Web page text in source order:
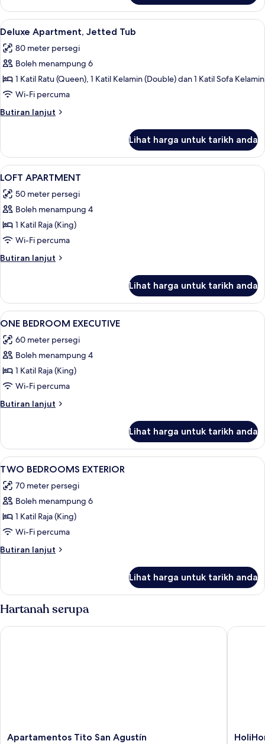
Apartment,
Jetted
Tub
Lihat
semua
foto
untuk
Deluxe
Apartment,
Jetted
Tub
Deluxe Apartment, Jetted Tub | 1
10
Deluxe Apartment, Jetted Tub
80 meter persegi
Boleh menampung 6
1 Katil Ratu (Queen), 1 Katil Kelamin (Double) dan 1 Katil Sofa Kelamin
Wi-Fi percuma
Butiran lanjut
Butiran
Apartment,
Jetted
Tub
Lihat harga untuk tarikh anda
Lihat
semua
foto
untuk
LOFT
APARTMENT
1 bilik tidur, peralatan tempat tidur
7
LOFT APARTMENT
50 meter persegi
Boleh menampung 4
1 Katil Raja (King)
Wi-Fi percuma
Butiran lanjut
Butiran
APARTMENT
Lihat harga untuk tarikh anda
Lihat
semua
foto
untuk
ONE
BEDROOM
EXECUTIVE
1 bilik tidur, peralatan tempat tidur
6
ONE BEDROOM EXECUTIVE
60 meter persegi
Boleh menampung 4
1 Katil Raja (King)
Wi-Fi percuma
Butiran lanjut
Butiran
BEDROOM
EXECUTIVE
Lihat harga untuk tarikh anda
Lihat
semua
foto
untuk
TWO
BEDROOMS
EXTERIOR
1 bilik tidur, peralatan tempat tidur
10
TWO BEDROOMS EXTERIOR
70 meter persegi
Boleh menampung 6
1 Katil Raja (King)
Wi-Fi percuma
Butiran lanjut
Butiran
BEDROOMS
EXTERIOR
Lihat harga untuk tarikh anda
Hartanah serupa
Apartamentos
Apartamentos Tito San Agustín
Apartamentos Tito San Agustín